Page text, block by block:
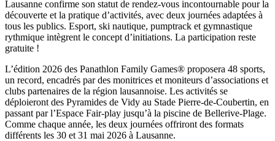
Lausanne confirme son statut de rendez-vous incontournable pour la
découverte et la pratique d’activités, avec deux journées adaptées à
tous les publics. Esport, ski nautique, pumptrack et gymnastique
rythmique intègrent le concept d’initiations. La participation reste
gratuite !
L’édition 2026 des Panathlon Family Games® proposera 48 sports,
un record, encadrés par des monitrices et moniteurs d’associations et
clubs partenaires de la région lausannoise. Les activités se
déploieront des Pyramides de Vidy au Stade Pierre-de-Coubertin, en
passant par l’Espace Fair-play jusqu’à la piscine de Bellerive-Plage.
Comme chaque année, les deux journées offriront des formats
différents les 30 et 31 mai 2026 à Lausanne.